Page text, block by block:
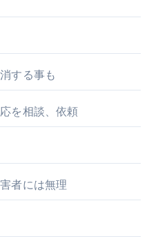
する事も
を相談、依頼
者には無理